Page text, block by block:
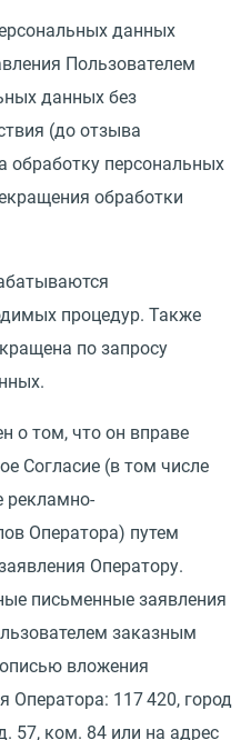
данных
Пользователем
данных без
(до отзыва
обработку персональных
обработки
процедур. Также
по запросу
о том, что он вправе
Согласие (в том числе
рекламно-
Оператора) путем
Оператору.
письменные заявления
заказным
вложения
Оператора: 117 420, город
57, ком. 84 или на адрес